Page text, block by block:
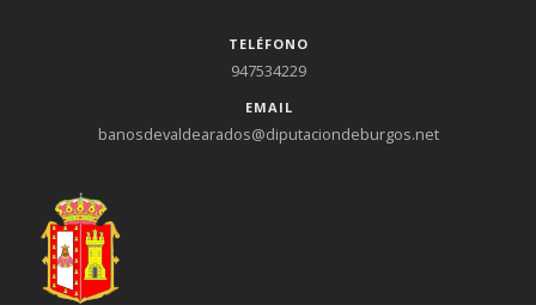
TELÉFONO
947534229
EMAIL
banosdevaldearados@diputaciondeburgos.net